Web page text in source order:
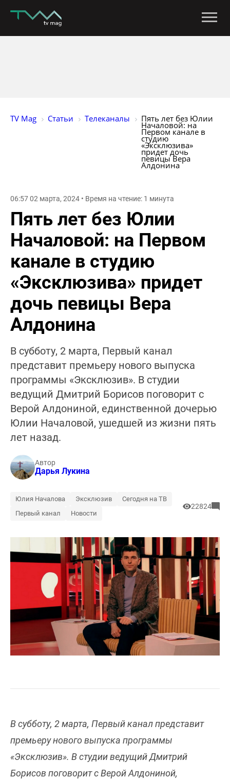
TV Mag Статьи Телеканалы Пять лет без Юлии
Началовой: на
Первом канале в
студию
«Эксклюзива»
придет дочь
певицы Вера
Алдонина
06:57 02 марта, 2024 • Время на чтение: 1 минута
Пять лет без Юлии
Началовой: на Первом
канале в студию
«Эксклюзива» придет
дочь певицы Вера
Алдонина
В субботу, 2 марта, Первый канал
представит премьеру нового выпуска
программы «Эксклюзив». В студии
ведущий Дмитрий Борисов поговорит с
Верой Алдониной, единственной дочерью
Юлии Началовой, ушедшей из жизни пять
лет назад.
Автор
Дарья Лукина
Юлия Началова Эксклюзив
Сегодня на ТВ
Первый канал
Новости
22824
В субботу, 2 марта, Первый канал представит
премьеру нового выпуска программы
«Эксклюзив». В студии ведущий Дмитрий
Борисов поговорит с Верой Алдониной,